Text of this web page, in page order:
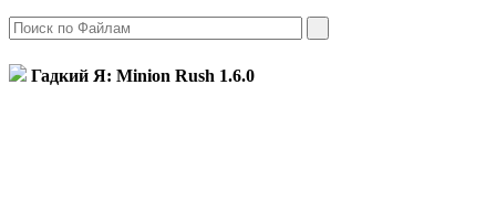
Гадкий Я: Minion Rush 1.6.0